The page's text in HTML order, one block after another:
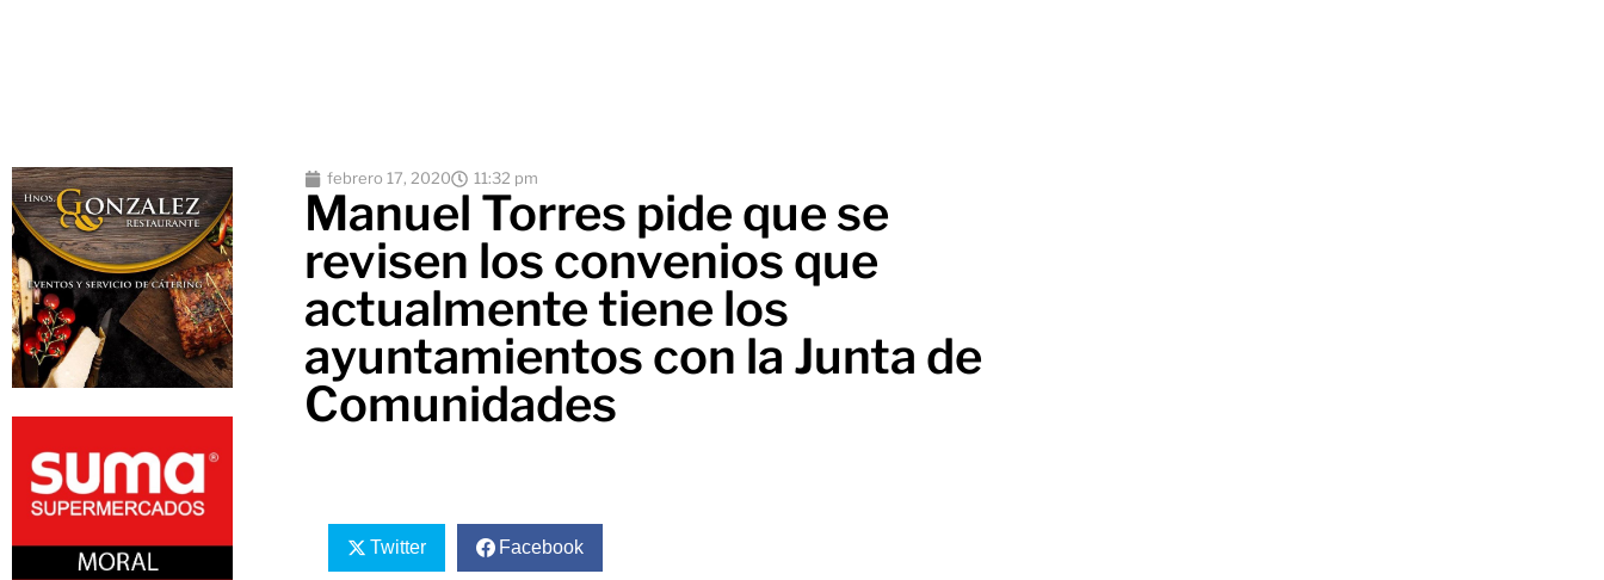
febrero 17, 2020 11:32 pm
Manuel Torres pide que se
revisen los convenios que
actualmente tiene los
ayuntamientos con la Junta de
Comunidades
Twitter Facebook